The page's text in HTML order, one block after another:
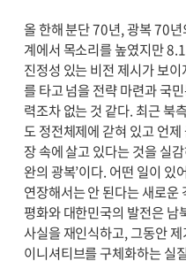
올 한해 분단 70년, 광복 70
계에서 목소리를 높였지만
진정성 있는 비전 제시가 보
를 타고 넘을 전략 마련과 국
력조차 없는 것 같다. 최근 북
도 정전체제에 갇혀 있고 언
장 속에 살고 있다는 것을 실
완의 광복’이다. 어떤 일이 있
연장해서는 안 된다는 새로운
평화와 대한민국의 발전은
사실을 재인식하고, 그동안
이니셔티브를 구체화하는 실